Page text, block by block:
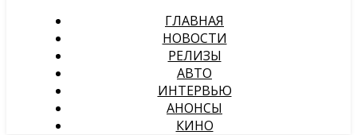
ГЛАВНАЯ
НОВОСТИ
РЕЛИЗЫ
АВТО
ИНТЕРВЬЮ
АНОНСЫ
КИНО